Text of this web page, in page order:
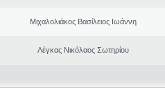
Μιχαλολιάκος Βασίλειος Ιωάννη
Λέγκας Νικόλαος Σωτηρίου